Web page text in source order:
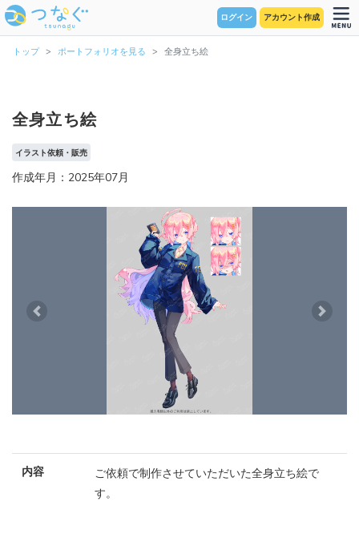
ログイン アカウント作成
トップ ポートフォリオを見る 全身立ち絵
全身立ち絵
イラスト依頼・販売
作成年月：2025年07月
Previous Next
内容
ご依頼で制作させていただいた全身立ち絵で
す。